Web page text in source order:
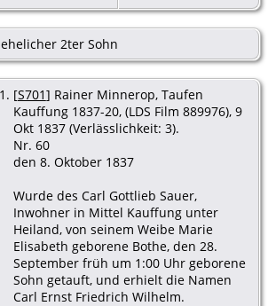
ehelicher 2ter Sohn
[S701] Rainer Minnerop, Taufen
Kauffung 1837-20, (LDS Film 889976), 9
Okt 1837 (Verlässlichkeit: 3).
Nr. 60
den 8. Oktober 1837
Wurde des Carl Gottlieb Sauer,
Inwohner in Mittel Kauffung unter
Heiland, von seinem Weibe Marie
Elisabeth geborene Bothe, den 28.
September früh um 1:00 Uhr geborene
Sohn getauft, und erhielt die Namen
Carl Ernst Friedrich Wilhelm.